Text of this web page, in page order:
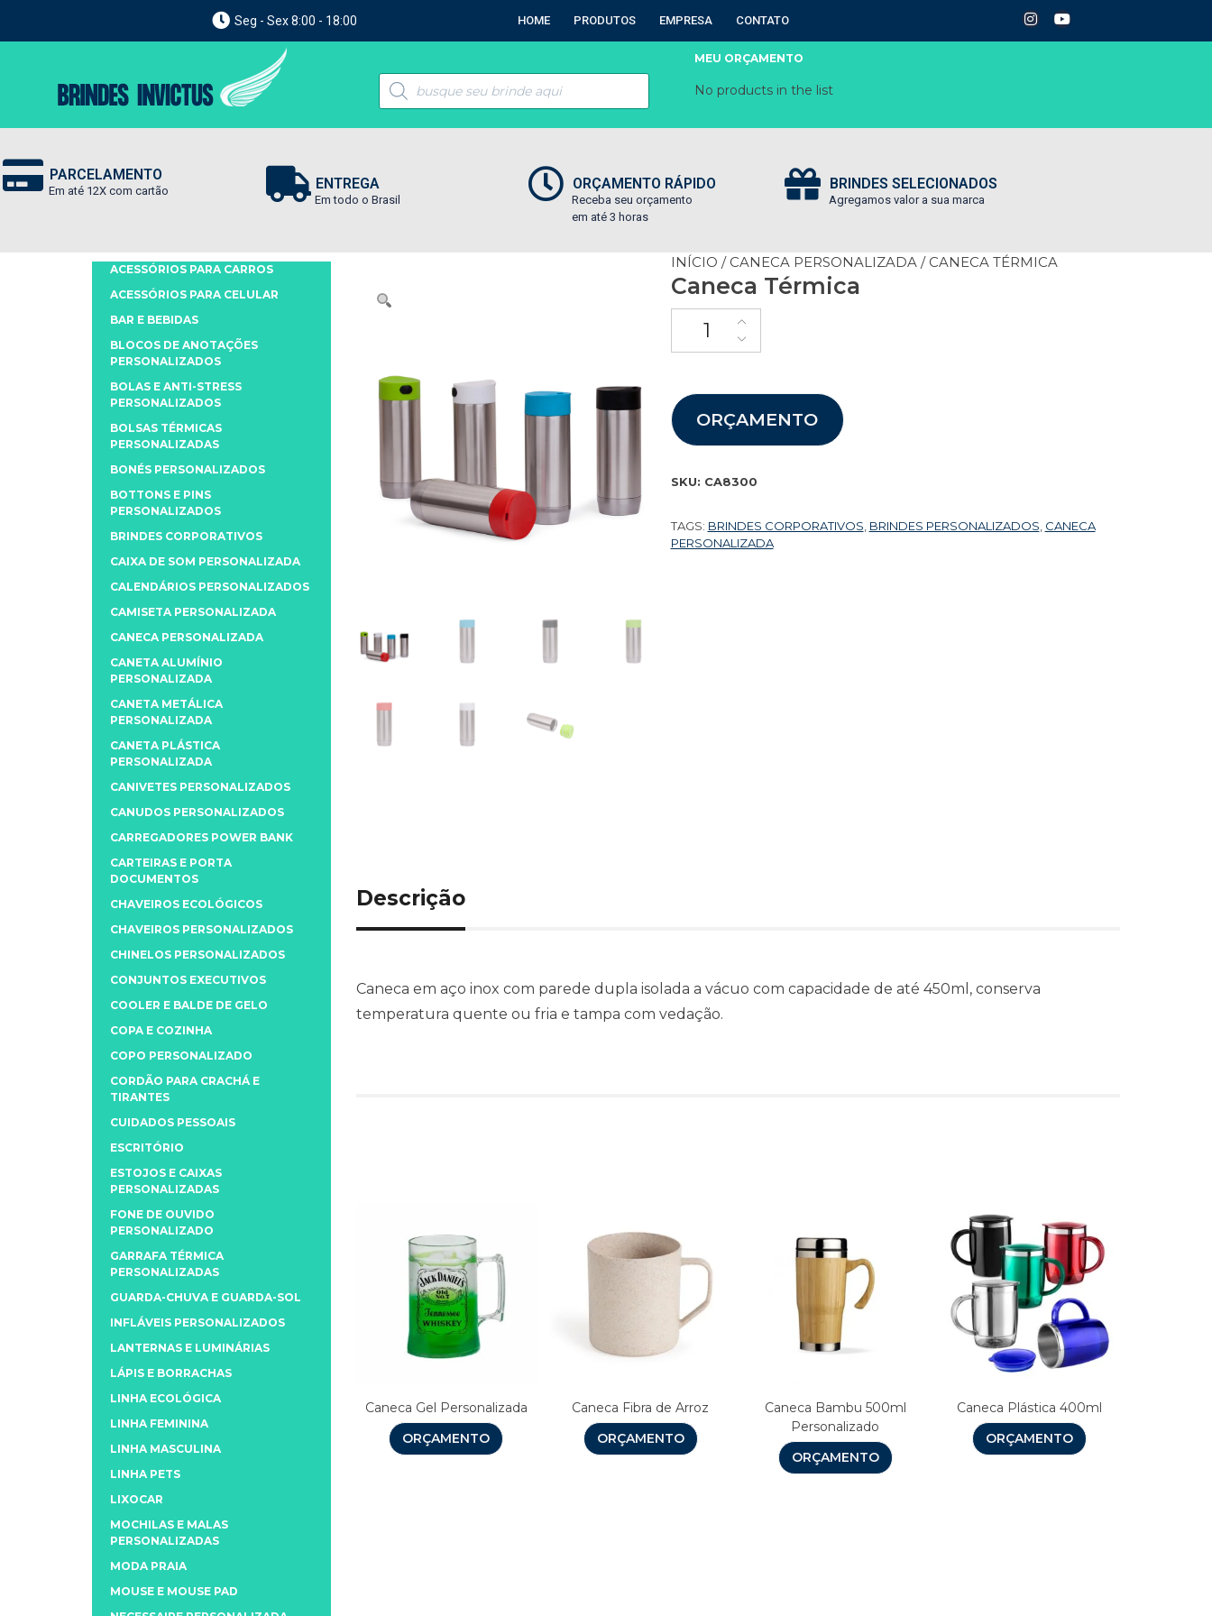
Seg - Sex 8:00 - 18:00 HOME PRODUTOS EMPRESA CONTATO
MEU ORÇAMENTO
No products in the list
PARCELAMENTO
Em até 12X com cartão ENTREGA
Em todo o Brasil
ORÇAMENTO RÁPIDO
Receba seu orçamento
em até 3 horas
BRINDES SELECIONADOS
Agregamos valor a sua marca
INÍCIO / CANECA PERSONALIZADA / CANECA TÉRMICA
Caneca Térmica
ORÇAMENTO
SKU: CA8300
TAGS: BRINDES CORPORATIVOS BRINDES PERSONALIZADOS CANECA
PERSONALIZADA
Descrição
Caneca em aço inox com parede dupla isolada a vácuo com capacidade de até 450ml, conserva
temperatura quente ou fria e tampa com vedação.
Caneca Gel Personalizada
ORÇAMENTO
Caneca Fibra de Arroz
ORÇAMENTO
Caneca Bambu 500ml
Personalizado
ORÇAMENTO
Caneca Plástica 400ml
ORÇAMENTO
ACESSÓRIOS PARA CARROS
ACESSÓRIOS PARA CELULAR
BAR E BEBIDAS
BLOCOS DE ANOTAÇÕES
PERSONALIZADOS
BOLAS E ANTI-STRESS
PERSONALIZADOS
BOLSAS TÉRMICAS
PERSONALIZADAS
BONÉS PERSONALIZADOS
BOTTONS E PINS
PERSONALIZADOS
BRINDES CORPORATIVOS
CAIXA DE SOM PERSONALIZADA
CALENDÁRIOS PERSONALIZADOS
CAMISETA PERSONALIZADA
CANECA PERSONALIZADA
CANETA ALUMÍNIO
PERSONALIZADA
CANETA METÁLICA
PERSONALIZADA
CANETA PLÁSTICA
PERSONALIZADA
CANIVETES PERSONALIZADOS
CANUDOS PERSONALIZADOS
CARREGADORES POWER BANK
CARTEIRAS E PORTA
DOCUMENTOS
CHAVEIROS ECOLÓGICOS
CHAVEIROS PERSONALIZADOS
CHINELOS PERSONALIZADOS
CONJUNTOS EXECUTIVOS
COOLER E BALDE DE GELO
COPA E COZINHA
COPO PERSONALIZADO
CORDÃO PARA CRACHÁ E
TIRANTES
CUIDADOS PESSOAIS
ESCRITÓRIO
ESTOJOS E CAIXAS
PERSONALIZADAS
FONE DE OUVIDO
PERSONALIZADO
GARRAFA TÉRMICA
PERSONALIZADAS
GUARDA-CHUVA E GUARDA-SOL
INFLÁVEIS PERSONALIZADOS
LANTERNAS E LUMINÁRIAS
LÁPIS E BORRACHAS
LINHA ECOLÓGICA
LINHA FEMININA
LINHA MASCULINA
LINHA PETS
LIXOCAR
MOCHILAS E MALAS
PERSONALIZADAS
MODA PRAIA
MOUSE E MOUSE PAD